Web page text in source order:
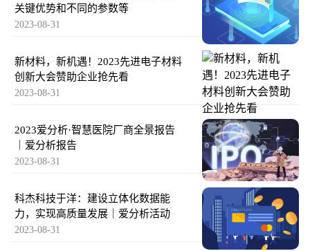
关键优势和不同的参数等
2023-08-31
新材料，新机遇！2023先进电子材料
创新大会赞助企业抢先看
2023-08-31
2023爱分析·智慧医院厂商全景报告
｜爱分析报告
2023-08-31
科杰科技于洋：建设立体化数据能
力，实现高质量发展｜爱分析活动
2023-08-31